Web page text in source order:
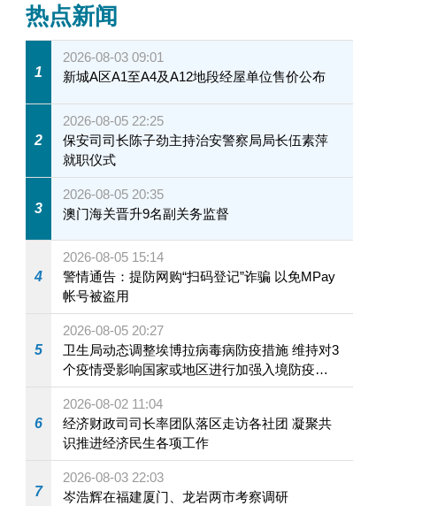
热点新闻
1
2026-08-03 09:01
新城A区A1至A4及A12地段经屋单位售价公布
2
2026-08-05 22:25
保安司司长陈子劲主持治安警察局局长伍素萍
就职仪式
3
2026-08-05 20:35
澳门海关晋升9名副关务监督
4
2026-08-05 15:14
警情通告：提防网购“扫码登记”诈骗 以免MPay
帐号被盗用
5
2026-08-05 20:27
卫生局动态调整埃博拉病毒病防疫措施 维持对3
个疫情受影响国家或地区进行加强入境防疫措
施
6
2026-08-02 11:04
经济财政司司长率团队落区走访各社团 凝聚共
识推进经济民生各项工作
7
2026-08-03 22:03
岑浩辉在福建厦门、龙岩两市考察调研